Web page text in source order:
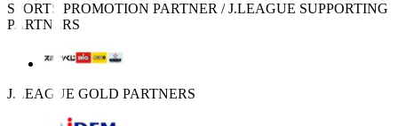
SPORTS PROMOTION PARTNER / J.LEAGUE SUPPORTING
PARTNERS
J.LEAGUE GOLD PARTNERS